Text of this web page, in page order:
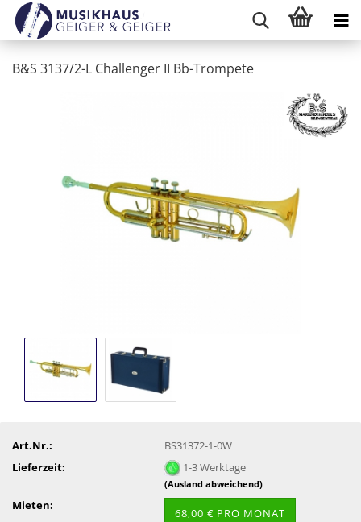
B&S 3137/2-L Challenger II Bb-Trompete
Art.Nr.:
BS31372-1-0W
Lieferzeit:
1-3 Werktage
(Ausland abweichend)
Mieten:
68,00 € PRO MONAT